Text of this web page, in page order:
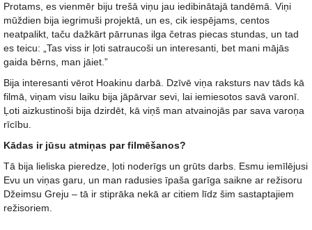
Protams, es vienmēr biju trešā viņu jau iedibinātajā tandēmā. Viņi
mūždien bija iegrimuši projektā, un es, cik iespējams, centos
neatpalikt, taču dažkārt pārrunas ilga četras piecas stundas, un tad
es teicu: „Tas viss ir ļoti satraucoši un interesanti, bet mani mājās
gaida bērns, man jāiet.”
Bija interesanti vērot Hoakinu darbā. Dzīvē viņa raksturs nav tāds kā
filmā, viņam visu laiku bija jāpārvar sevi, lai iemiesotos savā varonī.
Ļoti aizkustinoši bija dzirdēt, kā viņš man atvainojās par sava varoņa
rīcību.
Kādas ir jūsu atmiņas par filmēšanos?
Tā bija lieliska pieredze, ļoti noderīgs un grūts darbs. Esmu iemīlējusi
Evu un viņas garu, un man radusies īpaša garīga saikne ar režisoru
Džeimsu Greju – tā ir stiprāka nekā ar citiem līdz šim sastaptajiem
režisoriem.